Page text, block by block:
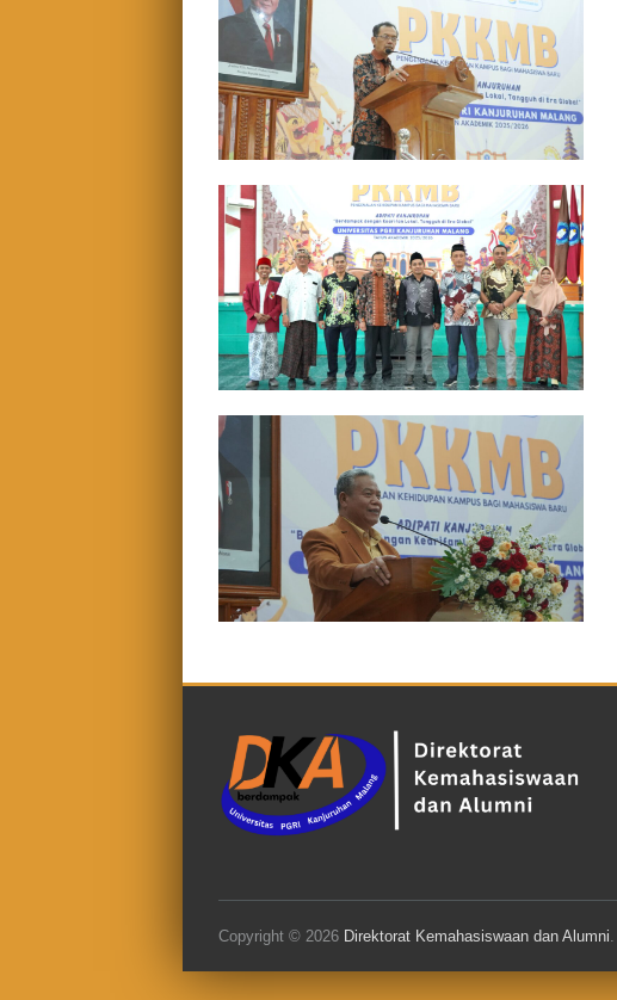
Copyright © 2026 Direktorat Kemahasiswaan dan Alumni